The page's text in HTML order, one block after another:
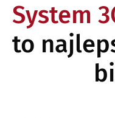
System
to